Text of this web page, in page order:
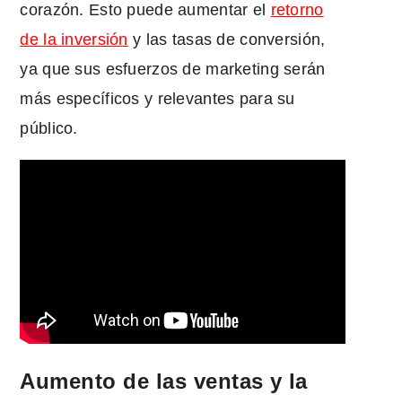
corazón. Esto puede aumentar el retorno
de la inversión y las tasas de conversión,
ya que sus esfuerzos de marketing serán
más específicos y relevantes para su
público.
Aumento de las ventas y la